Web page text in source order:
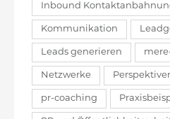
Inbound
Kommunikation
Leads generieren
Netzwerke
pr-coaching